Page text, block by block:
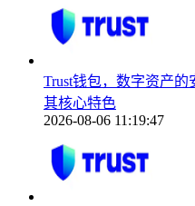
Trust钱包，数字资产
其核心特色
2026-08-06 11:19:47